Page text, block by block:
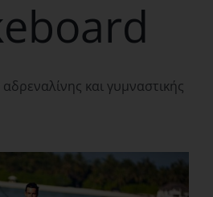
και γυμναστικής